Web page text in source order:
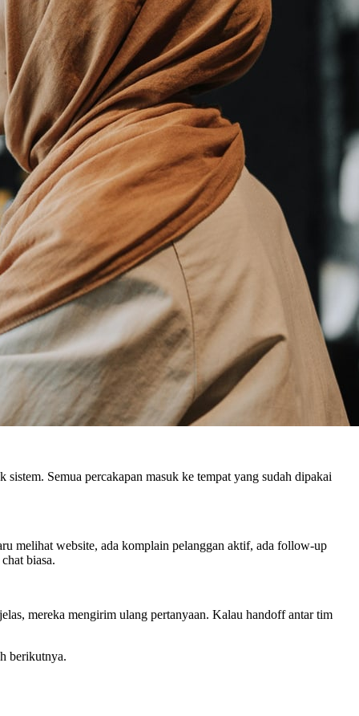
Semua percakapan masuk ke tempat yang sudah dipakai
melihat website, ada komplain pelanggan aktif, ada follow-up
biasa.
mereka mengirim ulang pertanyaan. Kalau handoff antar tim
berikutnya.